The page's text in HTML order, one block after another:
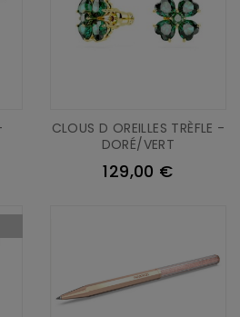
CLOUS D OREILLES TRÈFLE -
DORÉ/VERT
129,00 €